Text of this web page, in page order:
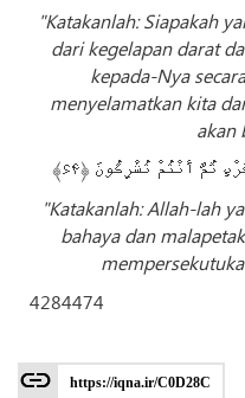
"Katakanlah: Siapakah
dari kegelapan darat
kepada-Nya
menyelamatkan kita
akan
ثُمَّ أَنْتُمْ تُشْرِكُونَ ﴿۶۴﴾
"Katakanlah: Allah-lah
bahaya dan
4284474
https://iqna.ir/C0D28C